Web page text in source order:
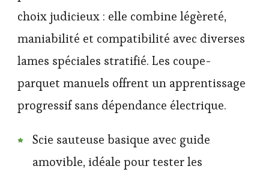
choix judicieux : elle combine légèreté,
maniabilité et compatibilité avec diverses
lames spéciales stratifié. Les coupe-
parquet manuels offrent un apprentissage
progressif sans dépendance électrique.
Scie sauteuse basique avec guide
amovible, idéale pour tester les